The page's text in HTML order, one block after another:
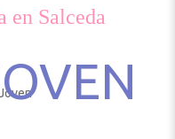
en Salceda